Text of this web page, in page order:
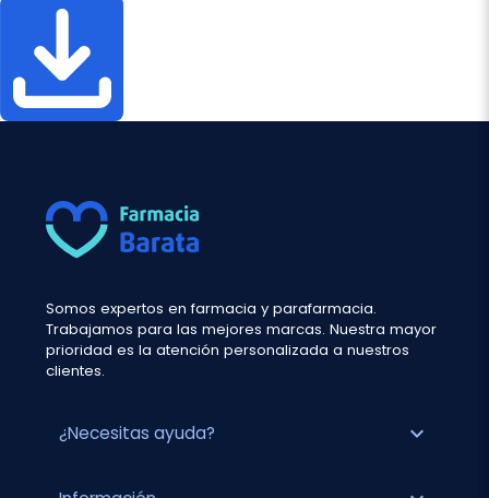
Somos expertos en farmacia y parafarmacia.
Trabajamos para las mejores marcas. Nuestra mayor
prioridad es la atención personalizada a nuestros
clientes.
¿Necesitas ayuda? expand_more